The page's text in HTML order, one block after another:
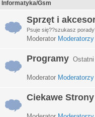
Informatyka/Gsm
Sprzęt i
Psuje się??szukasz
Moderator Moderatorzy
Programy
Moderator Moderatorzy
Ciekawe Strony